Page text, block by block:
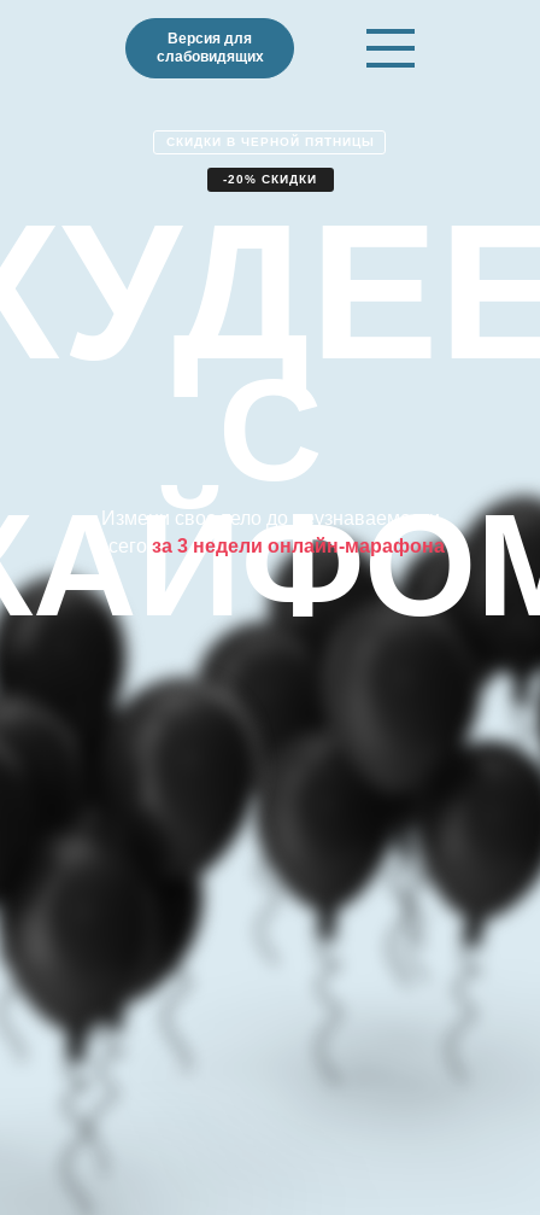
Версия для
слабовидящих
СКИДКИ В ЧЕРНОЙ ПЯТНИЦЫ
-20% СКИДКИ
С
Измени свое тело до неузнаваемости
всего за 3 недели онлайн-марафона